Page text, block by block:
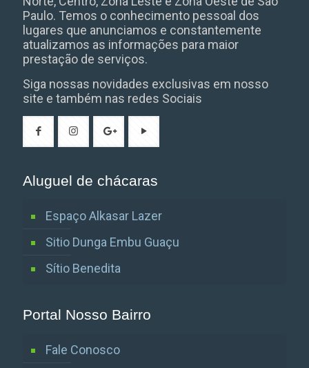
Paulo. Temos o conhecimento pessoal dos
lugares que anunciamos e constantemente
atualizamos as informações para maior
prestação de serviços.
Siga nossas novidades exclusivas em nosso
site e também nas redes Sociais
Aluguel de chácaras
Espaço Alkasar Lazer
Sitio Dunga Embu Guaçu
Sítio Benedita
Portal Nosso Bairro
Fale Conosco